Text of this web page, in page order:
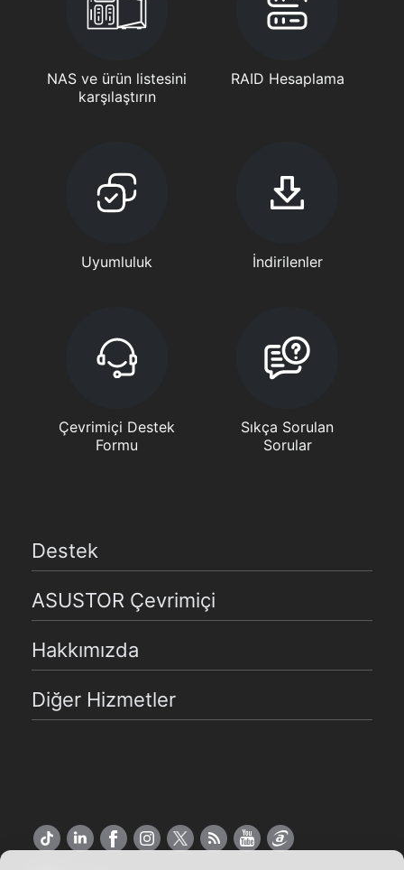
NAS ve ürün listesini
karşılaştırın
RAID Hesaplama
Uyumluluk İndirilenler
Çevrimiçi Destek
Formu
Sıkça Sorulan
Sorular
Destek
ASUSTOR Çevrimiçi
Hakkımızda
Diğer Hizmetler